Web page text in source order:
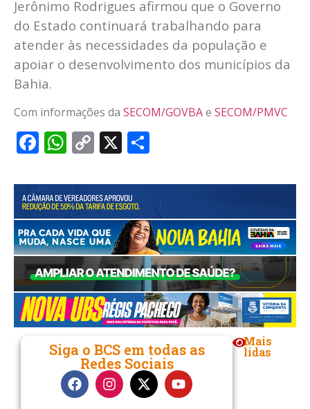
Jerônimo Rodrigues afirmou que o Governo
do Estado continuará trabalhando para
atender às necessidades da população e
apoiar o desenvolvimento dos municípios da
Bahia.
Com informações da SECOM/GOVBAe SECOM/PMVC
Facebook
WhatsApp
Copy
Link
X
Siga o BCS em todas as
Redes Sociais
Mais
lidas